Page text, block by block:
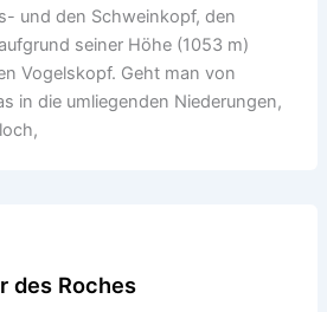
und den Schweinkopf, den
seiner Höhe (1053 m)
Vogelskopf. Geht man von
in die umliegenden Niederungen,
des Roches